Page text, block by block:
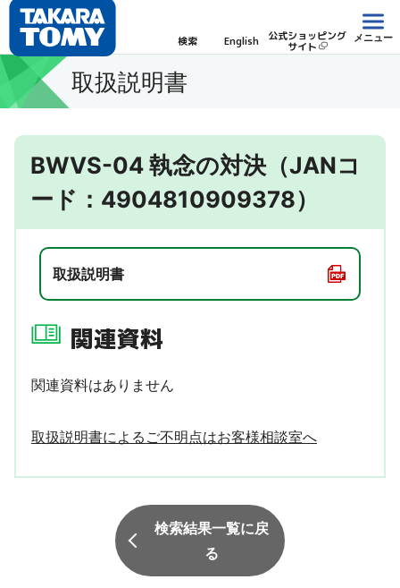
検索 English 公式ショッピング
サイト
メニュー
取扱説明書
BWVS-04 執念の対決（JANコ
ード：4904810909378）
取扱説明書
関連資料
関連資料はありません
取扱説明書によるご不明点はお客様相談室へ
検索結果一覧に戻
る